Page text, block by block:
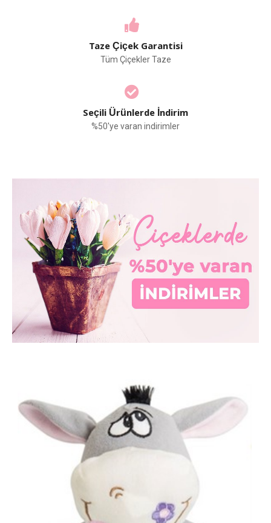
Taze Çiçek Garantisi
Tüm Çiçekler Taze
Seçili Ürünlerde İndirim
%50'ye varan indirimler